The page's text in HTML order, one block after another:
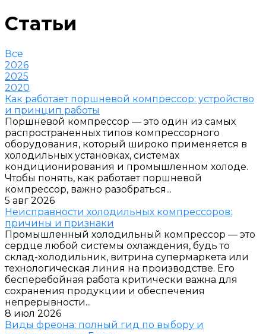
Статьи
Все
2026
2025
2020
Как работает поршневой компрессор: устройство
и принцип работы
Поршневой компрессор — это один из самых
распространенных типов компрессорного
оборудования, который широко применяется в
холодильных установках, системах
кондиционирования и промышленном холоде.
Чтобы понять, как работает поршневой
компрессор, важно разобраться...
5 авг 2026
Неисправности холодильных компрессоров:
причины и признаки
Промышленный холодильный компрессор — это
сердце любой системы охлаждения, будь то
склад-холодильник, витрина супермаркета или
технологическая линия на производстве. Его
бесперебойная работа критически важна для
сохранения продукции и обеспечения
непрерывности...
8 июл 2026
Виды фреона: полный гид по выбору и